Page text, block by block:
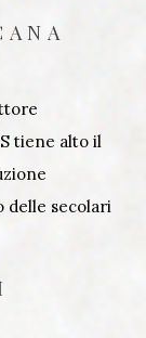
tiene alto il
delle secolari